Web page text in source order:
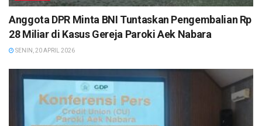
Anggota DPR Minta BNI Tuntaskan Pengembalian Rp
28 Miliar di Kasus Gereja Paroki Aek Nabara
SENIN, 20 APRIL 2026